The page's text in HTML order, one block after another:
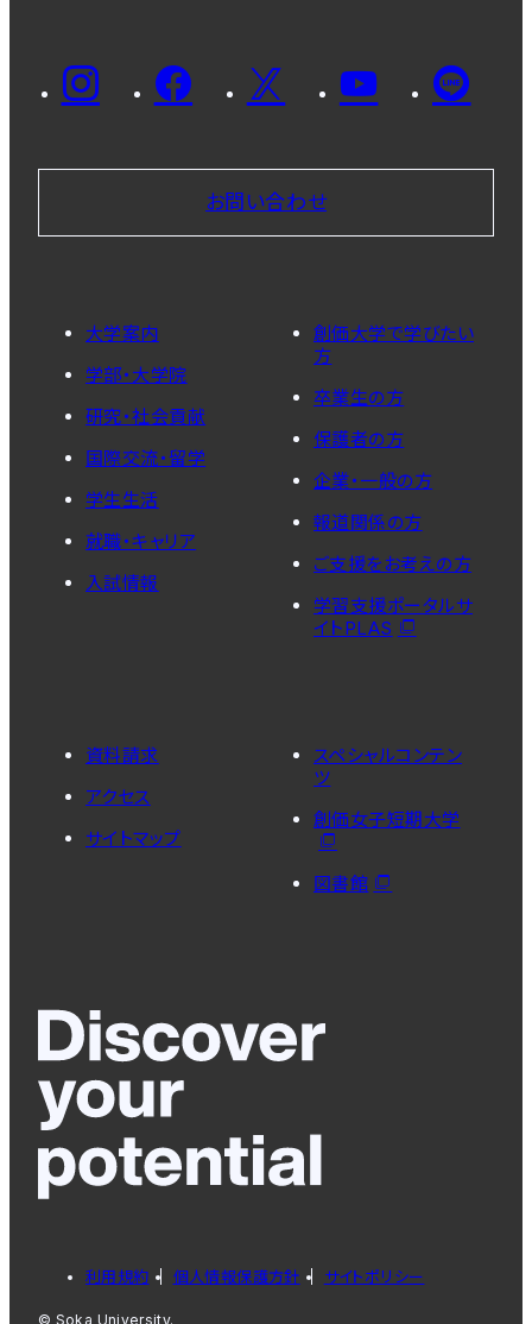
お問い合わせ
大学案内
学部・大学院
研究・社会貢献
国際交流・留学
学生生活
就職・キャリア
入試情報
創価大学で学びたい
方
卒業生の方
保護者の方
企業・一般の方
報道関係の方
ご支援をお考えの方
学習支援ポータルサ
イトPLAS
資料請求
アクセス
サイトマップ
スペシャルコンテン
ツ
創価女子短期大学
図書館
利用規約 個人情報保護方針 サイトポリシー
© Soka University.